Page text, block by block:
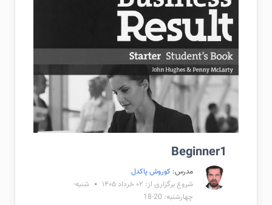
Beginner1
مدرس: کوروش پاکدل
شروع برگزاری از: ۰۲ خرداد ۱۴۰۵
شنبه-
چهارشنبه: 20-18